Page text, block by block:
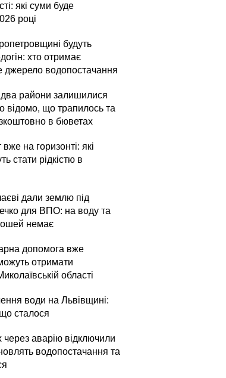
які суми буде
році
будуть
хто отримає
джерело водопостачання
райони залишилися
відомо, що трапилось та
в бюветах
на горизонті: які
стати рідкістю в
дали землю під
для ВПО: на воду та
немає
допомога вже
отримати
області
води на Львівщині:
сталося
аварію відключили
водопостачання та